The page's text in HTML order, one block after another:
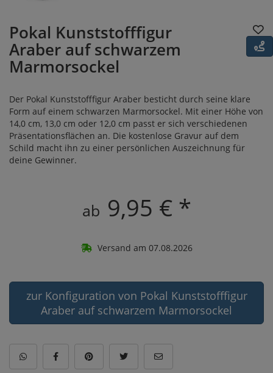
Pokal Kunststofffigur
Araber auf schwarzem
Marmorsockel
Der Pokal Kunststofffigur Araber besticht durch seine klare
Form auf einem schwarzen Marmorsockel. Mit einer Höhe von
14,0 cm, 13,0 cm oder 12,0 cm passt er sich verschiedenen
Präsentationsflächen an. Die kostenlose Gravur auf dem
Schild macht ihn zu einer persönlichen Auszeichnung für
deine Gewinner.
ab 9,95 € *
Versand am 07.08.2026
zur Konfiguration von Pokal Kunststofffigur
Araber auf schwarzem Marmorsockel